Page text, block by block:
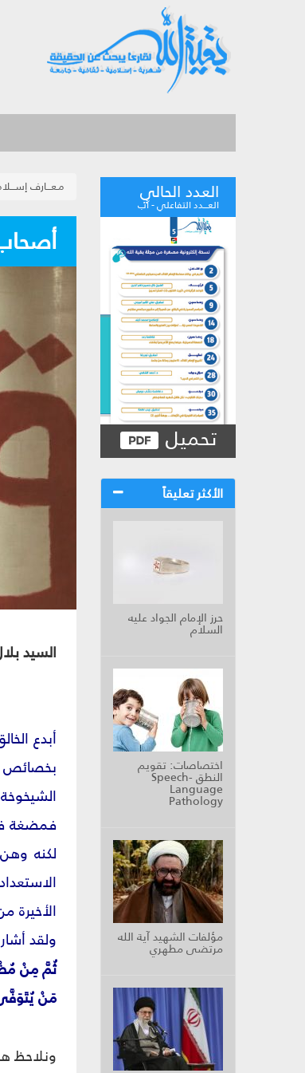
العدد الحالي
العـــدد التفاعلي - آب
تحميل
الأكثر تعليقاً
حرز الإمام الجواد عليه
السلام
اختصاصات: تقويم
النطق Speech-
Language
Pathology
مؤلفات الشهيد آية الله
مرتضى مطهري
مـعـــارف
السيد
أبدع
بخصائص
فمضغة
لكنه
الأخيرة
ولقد
ثُمَّ مِنْ
مَنْ
ونلاحظ